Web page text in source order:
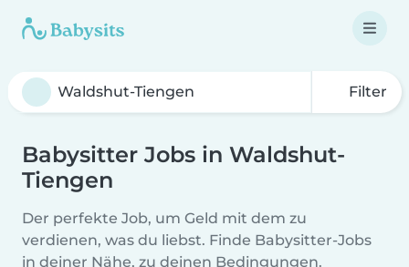
Filter
Babysitter Jobs in Waldshut-
Tiengen
Der perfekte Job, um Geld mit dem zu
verdienen, was du liebst. Finde Babysitter-Jobs
in deiner Nähe, zu deinen Bedingungen.